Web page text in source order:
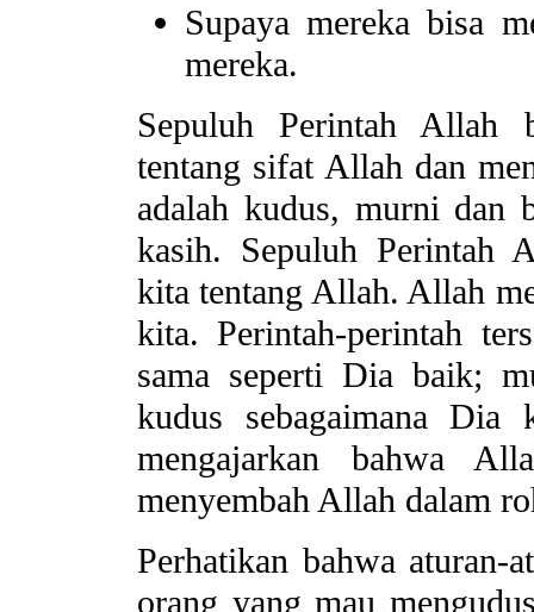
Supaya mereka bisa
mereka.
Sepuluh Perintah Allah
tentang sifat Allah dan
adalah kudus, murni dan
kasih. Sepuluh Perintah
kita tentang Allah. Allah
kita. Perintah-perintah
sama seperti Dia baik;
kudus sebagaimana Dia
mengajarkan bahwa
menyembah Allah dalam
Perhatikan bahwa aturan-
orang yang mau